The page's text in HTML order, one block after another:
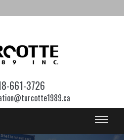
661-3726